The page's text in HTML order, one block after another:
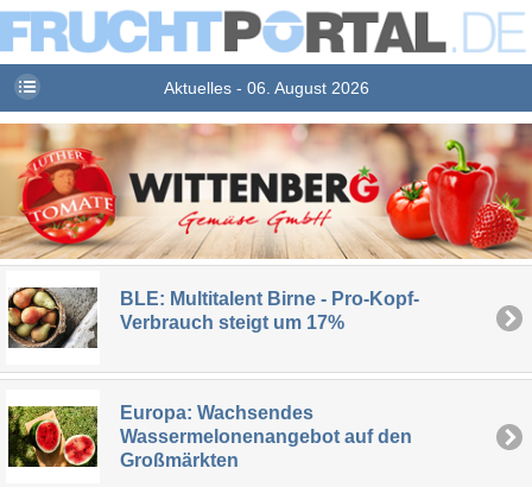
Aktuelles - 06. August 2026
BLE: Multitalent Birne - Pro-Kopf-
Verbrauch steigt um 17%
Europa: Wachsendes
Wassermelonenangebot auf den
Großmärkten